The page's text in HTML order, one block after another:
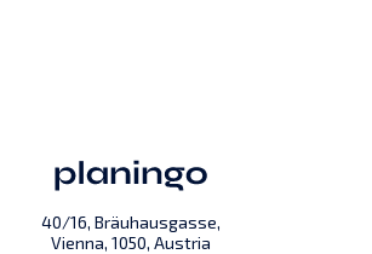
40/16, Bräuhausgasse,
Vienna, 1050, Austria